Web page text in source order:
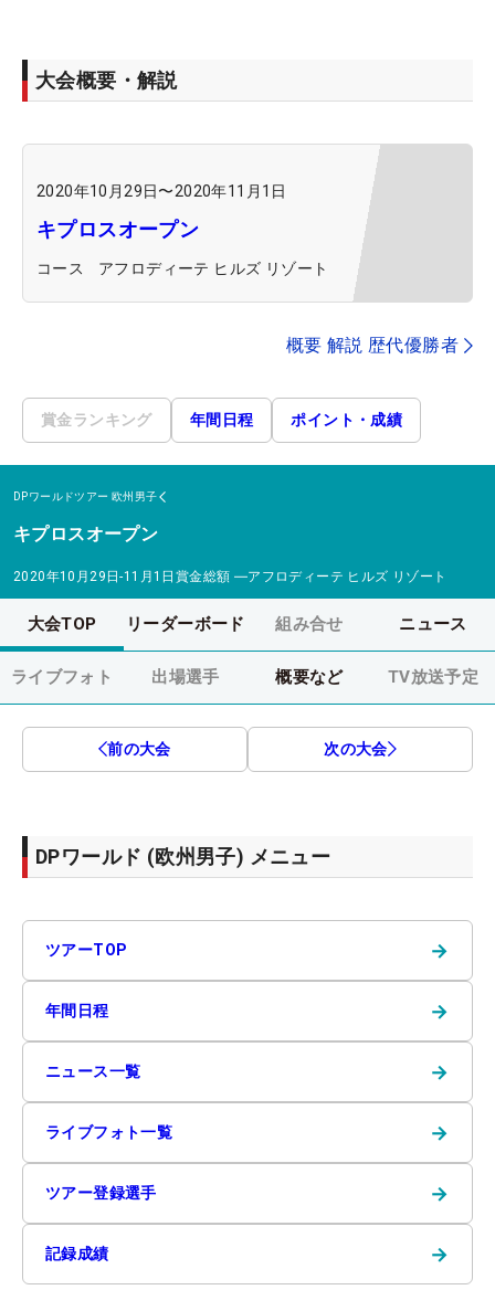
大会概要・解説
2020年10月29日〜2020年11月1日
キプロスオープン
コース アフロディーテ ヒルズ リゾート
概要 解説 歴代優勝者
賞金ランキング 年間日程 ポイント・成績
DPワールドツアー 欧州男子
キプロスオープン
2020年10月29日-11月1日 賞金総額 ―アフロディーテ ヒルズ リゾート
大会TOP リーダーボード 組み合せ ニュース
ライブフォト 出場選手 概要など TV放送予定
前の大会 次の大会
DPワールド (欧州男子) メニュー
ツアーTOP →
年間日程 →
ニュース一覧 →
ライブフォト一覧 →
ツアー登録選手 →
記録成績 →